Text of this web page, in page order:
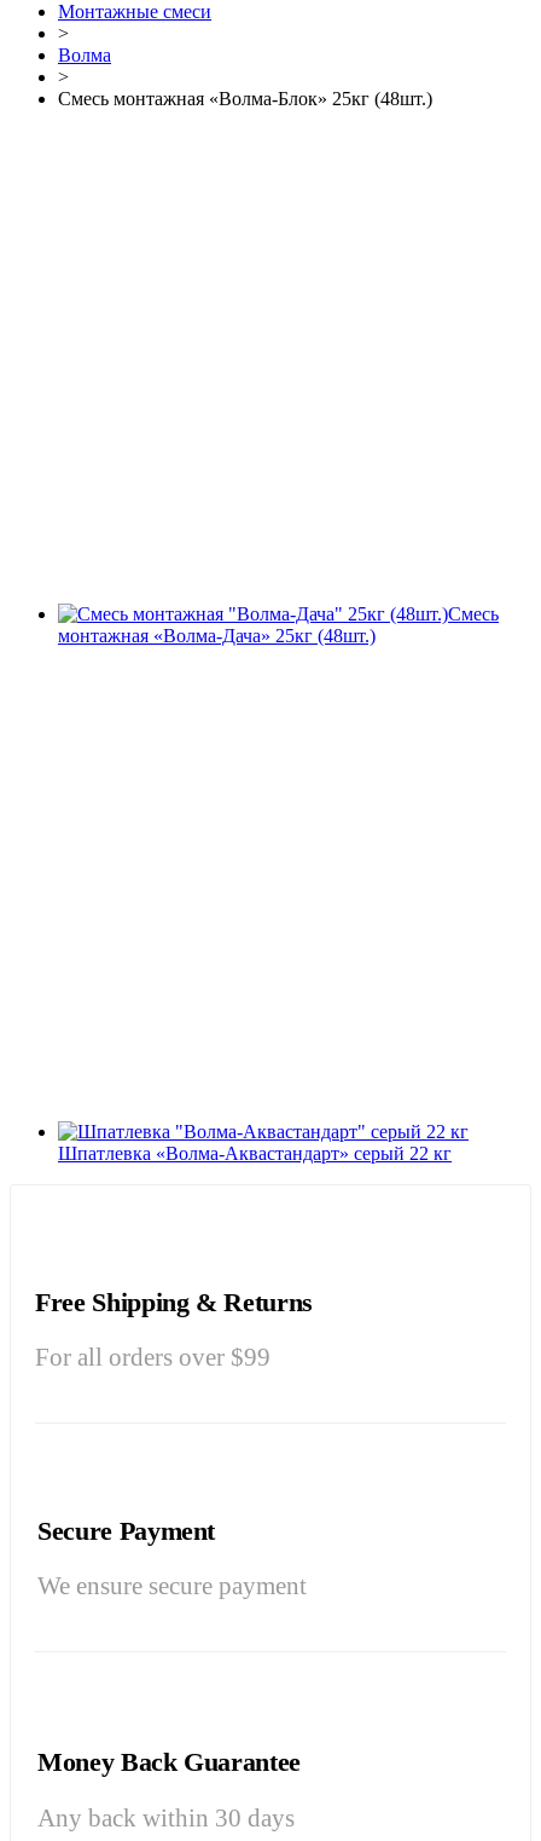
Монтажные смеси
>
Волма
>
Смесь монтажная «Волма-Блок» 25кг (48шт.)
Смесь
монтажная «Волма-Дача» 25кг (48шт.)
Шпатлевка «Волма-Аквастандарт» серый 22 кг
Free Shipping & Returns
For all orders over $99
Secure Payment
We ensure secure payment
Money Back Guarantee
Any back within 30 days